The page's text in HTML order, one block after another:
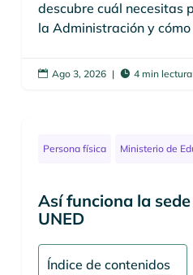
descubre cuál necesitas
la Administración y
 Ago 3, 2026 |  4 min lectura
Persona física Ministerio de
Así funciona la
UNED
Índice de contenidos